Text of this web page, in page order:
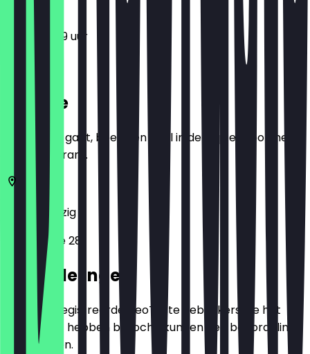
11:00 - 23:59 uur
Locatie
Voordat je gaat, boek een deal in de app en toon het in
het restaurant.
04107
Leipzig
Münzgasse 28
Beoordelingen
Alleen geregistreerde NeoTaste gebruikers die het
restaurant hebben bezocht, kunnen een beoordeling
achterlaten.